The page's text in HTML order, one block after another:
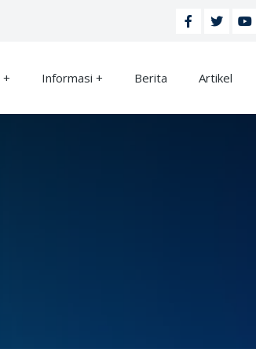
Informasi Berita Artikel